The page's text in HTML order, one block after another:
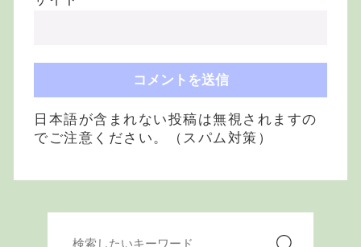
日本語が含まれない投稿は無視されますの
でご注意ください。（スパム対策）